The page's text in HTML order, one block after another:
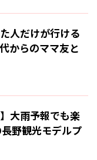
人だけが行ける
からのママ友と
大雨予報でも楽
野観光モデルプ